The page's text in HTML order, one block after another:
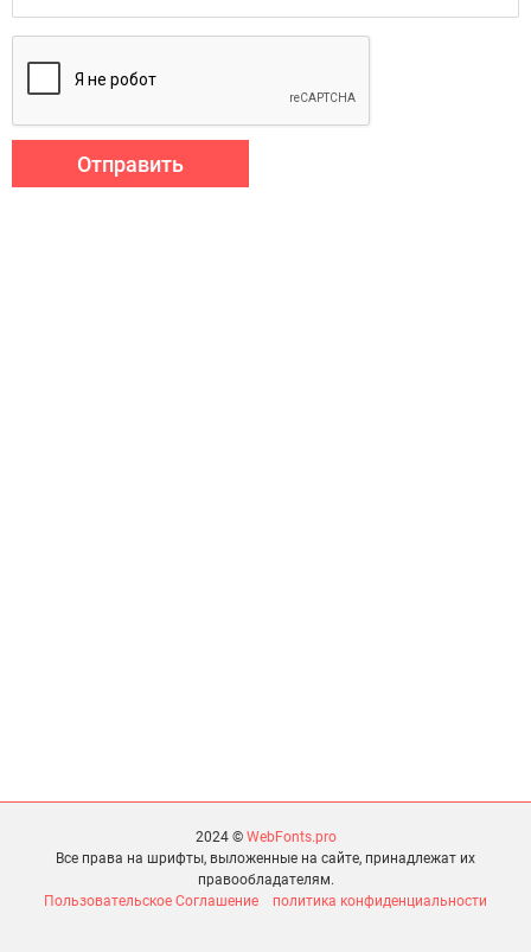
Отправить
2024 © WebFonts.pro
Все права на шрифты, выложенные на сайте, принадлежат их
правообладателям.
Пользовательское Соглашение
политика конфиденциальности